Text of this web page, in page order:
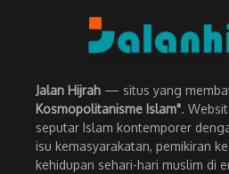
Jalan Hijrah — situs yang
Kosmopolitanisme Islam".
seputar Islam kontemporer
isu kemasyarakatan, pemikiran
kehidupan sehari-hari muslim di